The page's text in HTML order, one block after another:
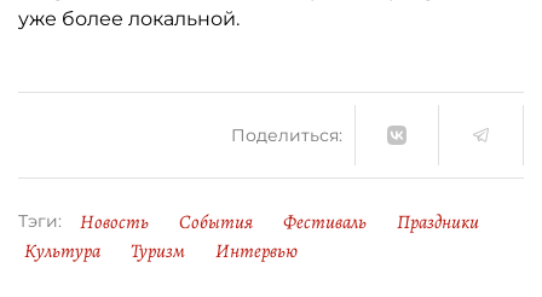
уже более локальной.
Поделиться:
Тэги: Новость События Фестиваль
Праздники
Культура
Туризм Интервью